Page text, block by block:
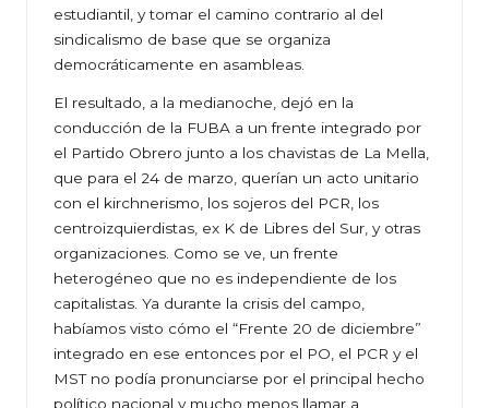
estudiantil, y tomar el camino contrario al del
sindicalismo de base que se organiza
democráticamente en asambleas.
El resultado, a la medianoche, dejó en la
conducción de la FUBA a un frente integrado por
el Partido Obrero junto a los chavistas de La Mella,
que para el 24 de marzo, querían un acto unitario
con el kirchnerismo, los sojeros del PCR, los
centroizquierdistas, ex K de Libres del Sur, y otras
organizaciones. Como se ve, un frente
heterogéneo que no es independiente de los
capitalistas. Ya durante la crisis del campo,
habíamos visto cómo el “Frente 20 de diciembre”
integrado en ese entonces por el PO, el PCR y el
MST no podía pronunciarse por el principal hecho
político nacional y mucho menos llamar a